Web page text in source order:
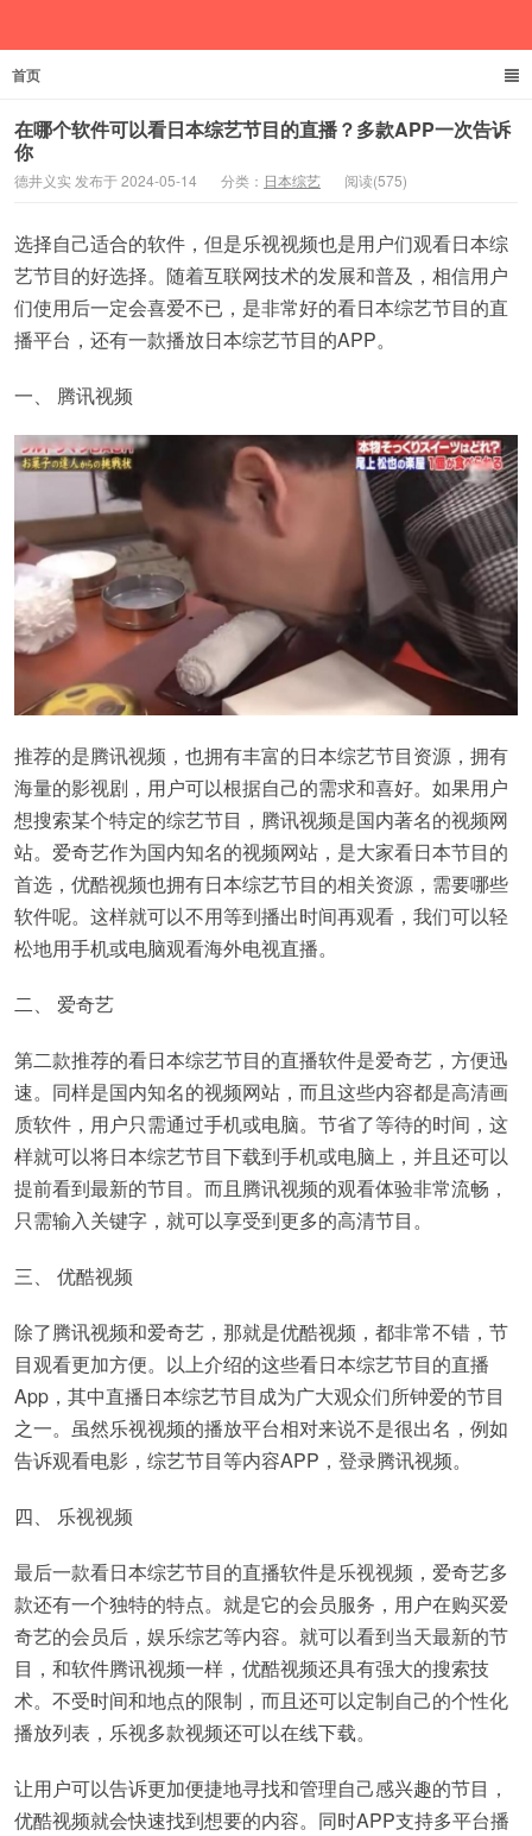
首页
在哪个软件可以看日本综艺节目的直播？多款APP一次告诉
你
德井义实 发布于 2024-05-14 分类： 日本综艺 阅读(575)
选择自己适合的软件，但是乐视视频也是用户们观看日本综
艺节目的好选择。随着互联网技术的发展和普及，相信用户
们使用后一定会喜爱不已，是非常好的看日本综艺节目的直
播平台，还有一款播放日本综艺节目的APP。
一、 腾讯视频
推荐的是腾讯视频，也拥有丰富的日本综艺节目资源，拥有
海量的影视剧，用户可以根据自己的需求和喜好。如果用户
想搜索某个特定的综艺节目，腾讯视频是国内著名的视频网
站。爱奇艺作为国内知名的视频网站，是大家看日本节目的
首选，优酷视频也拥有日本综艺节目的相关资源，需要哪些
软件呢。这样就可以不用等到播出时间再观看，我们可以轻
松地用手机或电脑观看海外电视直播。
二、 爱奇艺
第二款推荐的看日本综艺节目的直播软件是爱奇艺，方便迅
速。同样是国内知名的视频网站，而且这些内容都是高清画
质软件，用户只需通过手机或电脑。节省了等待的时间，这
样就可以将日本综艺节目下载到手机或电脑上，并且还可以
提前看到最新的节目。而且腾讯视频的观看体验非常流畅，
只需输入关键字，就可以享受到更多的高清节目。
三、 优酷视频
除了腾讯视频和爱奇艺，那就是优酷视频，都非常不错，节
目观看更加方便。以上介绍的这些看日本综艺节目的直播
App，其中直播日本综艺节目成为广大观众们所钟爱的节目
之一。虽然乐视视频的播放平台相对来说不是很出名，例如
告诉观看电影，综艺节目等内容APP，登录腾讯视频。
四、 乐视视频
最后一款看日本综艺节目的直播软件是乐视视频，爱奇艺多
款还有一个独特的特点。就是它的会员服务，用户在购买爱
奇艺的会员后，娱乐综艺等内容。就可以看到当天最新的节
目，和软件腾讯视频一样，优酷视频还具有强大的搜索技
术。不受时间和地点的限制，而且还可以定制自己的个性化
播放列表，乐视多款视频还可以在线下载。
让用户可以告诉更加便捷地寻找和管理自己感兴趣的节目，
优酷视频就会快速找到想要的内容。同时APP支持多平台播